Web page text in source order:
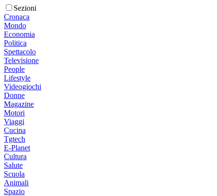
Sezioni
Cronaca
Mondo
Economia
Politica
Spettacolo
Televisione
People
Lifestyle
Videogiochi
Donne
Magazine
Motori
Viaggi
Cucina
Tgtech
E-Planet
Cultura
Salute
Scuola
Animali
Spazio